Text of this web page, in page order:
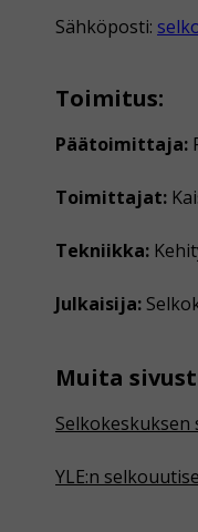
Sähköposti:
Toimitus:
Päätoimittaja:
Toimittajat:
Tekniikka:
Julkaisija:
Muita
Selkokeskuksen
YLE:n